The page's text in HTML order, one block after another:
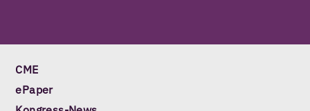
CME
ePaper